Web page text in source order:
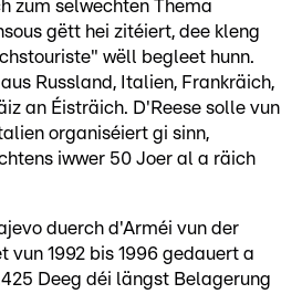
zum selwechten Thema
gëtt hei zitéiert, dee kleng
wëll begleet hunn.
Russland, Italien, Frankräich,
an Éisträich. D'Reese solle vun
organiséiert gi sinn,
iwwer 50 Joer al a räich
duerch d'Arméi vun der
vun 1992 bis 1996 gedauert a
Deeg déi längst Belagerung